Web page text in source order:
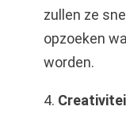
zullen ze
opzoeken
worden.
4.